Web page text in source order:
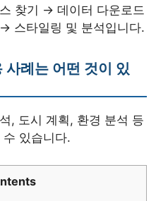
찾기 → 데이터 다운로드
스타일링 및 분석입니다.
례는 어떤 것이 있
, 도시 계획, 환경 분석 등
있습니다.